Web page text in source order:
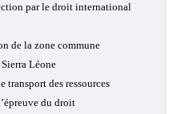
par le droit international
de la zone commune
Léone
transport des ressources
du droit